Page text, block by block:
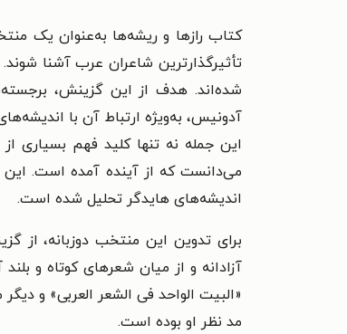
کتاب رازها و ریشه‌ها به‌عنوان یک
تأثیرگذارترین شاعران عرب آشنا
شده‌اند. هدف از این گزینش،
آدونیس، به‌ویژه ارتباط آن با
این جمله نه تنها کلید فهم بسیاری
می‌دانست که از آینده آمده است.
اندیشه‌های هایدگر تحلیل شده است.
برای تدوین این منتخب دوزبانه، از
آزادانه و از میان شعرهای کوتاه و
«البیت الواحد فی الشعر العربی» و
مد نظر او بوده است.